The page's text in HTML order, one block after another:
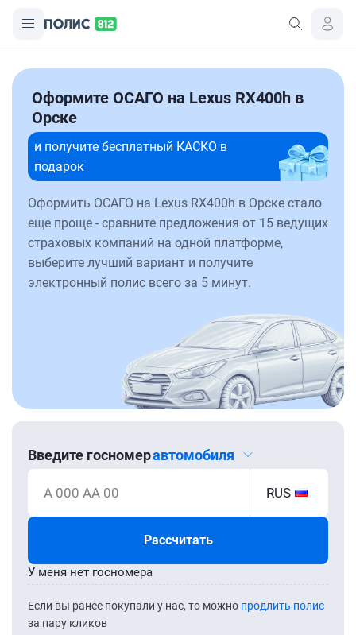
Оформите ОСАГО на Lexus RX400h в
Орске
и получите бесплатный КАСКО в
подарок
Оформить ОСАГО на Lexus RX400h в Орске стало
еще проще - сравните предложения от 15 ведущих
страховых компаний на одной платформе,
выберите лучший вариант и получите
электронный полис всего за 5 минут.
Введите госномеравтомобиля
А 000 АА 00 RUS
Рассчитать
Если вы ранее покупали у нас, то можно продлить полис
за пару кликов
У меня нет госномера